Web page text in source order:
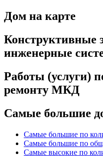
Дом на карте
Конструктивные
инженерные
Работы (услуги)
ремонту МКД
Самые большие
Самые большие по
Самые большие по
Самые высокие по